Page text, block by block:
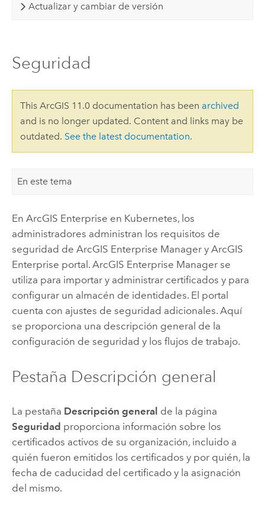
Actualizar y cambiar de versión
Seguridad
This ArcGIS 11.0 documentation has been archived
and is no longer updated. Content and links may be
outdated. See the latest documentation.
En este tema
En ArcGIS Enterprise en Kubernetes, los
administradores administran los requisitos de
seguridad de ArcGIS Enterprise Managery ArcGIS
Enterprise portal. ArcGIS Enterprise Managerse
utiliza para importar y administrar certificados y para
configurar un almacén de identidades. El portal
cuenta con ajustes de seguridad adicionales. Aquí
se proporciona una descripción general de la
configuración de seguridad y los flujos de trabajo.
Pestaña Descripción general
La pestaña Descripción general de la página
Seguridad proporciona información sobre los
certificados activos de su organización, incluido a
quién fueron emitidos los certificados y por quién, la
fecha de caducidad del certificado y la asignación
del mismo.